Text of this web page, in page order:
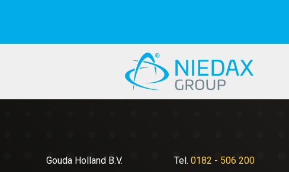
Gouda Holland B.V.
Tel. 0182 - 506 200